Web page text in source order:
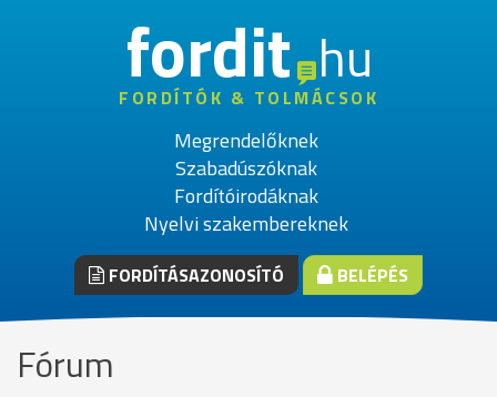
fordithu
FORDÍTÓK & TOLMÁCSOK
Megrendelőknek
Szabadúszóknak
Fordítóirodáknak
Nyelvi szakembereknek
FORDÍTÁSAZONOSÍTÓ BELÉPÉS
Fórum